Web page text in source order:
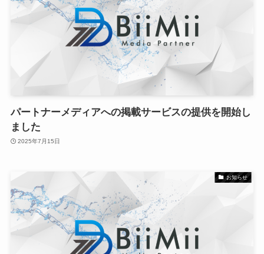
パートナーメディアへの掲載サービスの提供を開始し
ました
2025年7月15日
お知らせ